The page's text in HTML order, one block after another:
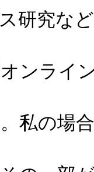
研究な
ンライ
私の場